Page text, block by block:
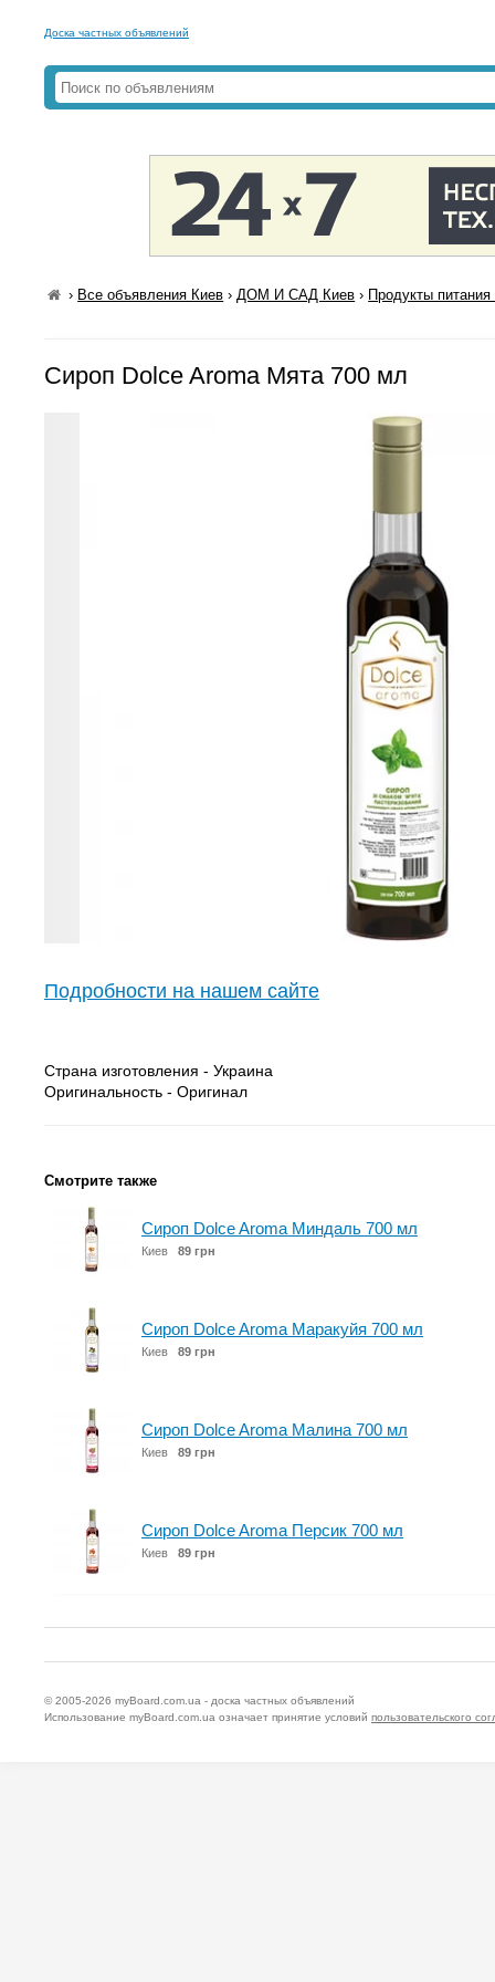
Доска частных объявлений
› Все объявления Киев ›ДОМ И САД Киев › Продукты
Сироп Dolce Aroma Мята 700 мл
Подробности на нашем сайте
Страна изготовления - Украина
Оригинальность - Оригинал
Смотрите также
Сироп Dolce Aroma Миндаль 700 мл
Киев 89 грн
Сироп Dolce Aroma Маракуйя 700 мл
Киев 89 грн
Сироп Dolce Aroma Малина 700 мл
Киев 89 грн
Сироп Dolce Aroma Персик 700 мл
Киев 89 грн
© 2005-2026 myBoard.com.ua - доска частных объявлений
Использование myBoard.com.ua означает принятие условий пользовательского